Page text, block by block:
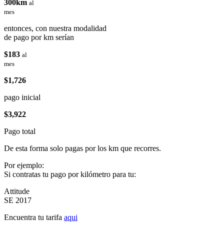
300km al
mes
entonces, con nuestra modalidad
de pago por km serían
$183 al
mes
$1,726
pago inicial
$3,922
Pago total
De esta forma solo pagas por los km que recorres.
Por ejemplo:
Si contratas tu pago por kilómetro para tu:
Attitude
SE 2017
Encuentra tu tarifa aqui